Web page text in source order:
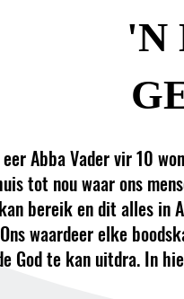
'N
eer Abba Vader vir 10
tot nou waar ons
bereik en dit alles in
waardeer elke
God te kan uitdra. In